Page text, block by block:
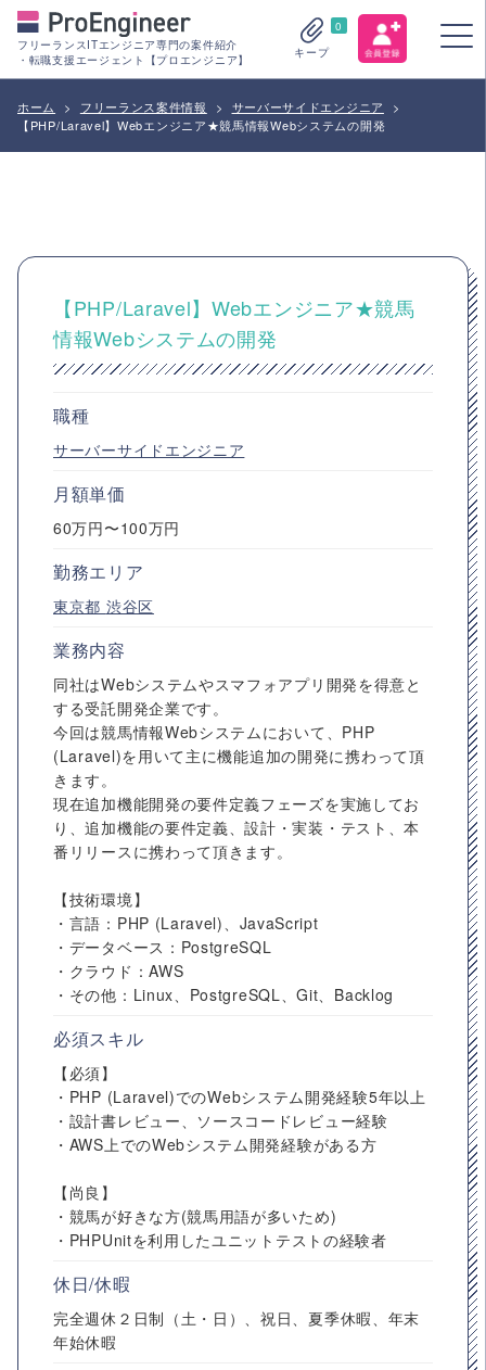
フリーランスITエンジニア専門の案件紹介
・転職支援エージェント【プロエンジニア】
0
キープ
ホーム > フリーランス案件情報 > サーバーサイドエンジニア
>
【PHP/Laravel】Webエンジニア★競馬情報Webシステムの開発
【PHP/Laravel】Webエンジニア★競馬
情報Webシステムの開発
職種
サーバーサイドエンジニア
月額単価
60万円〜100万円
勤務エリア
東京都 渋谷区
業務内容
同社はWebシステムやスマフォアプリ開発を得意と
する受託開発企業です。
今回は競馬情報Webシステムにおいて、PHP
(Laravel)を用いて主に機能追加の開発に携わって頂
きます。
現在追加機能開発の要件定義フェーズを実施してお
り、追加機能の要件定義、設計・実装・テスト、本
番リリースに携わって頂きます。
【技術環境】
・言語：PHP (Laravel)、JavaScript
・データベース：PostgreSQL
・クラウド：AWS
・その他：Linux、PostgreSQL、Git、Backlog
必須スキル
【必須】
・PHP (Laravel)でのWebシステム開発経験5年以上
・設計書レビュー、ソースコードレビュー経験
・AWS上でのWebシステム開発経験がある方
【尚良】
・競馬が好きな方(競馬用語が多いため)
・PHPUnitを利用したユニットテストの経験者
休日/休暇
完全週休２日制（土・日）、祝日、夏季休暇、年末
年始休暇